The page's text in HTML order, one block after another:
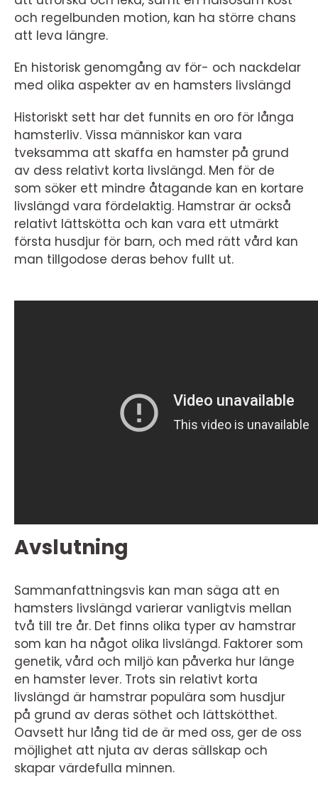
och regelbunden motion, kan ha större chans
att leva längre.
En historisk genomgång av för- och nackdelar
med olika aspekter av en hamsters livslängd
Historiskt sett har det funnits en oro för långa
hamsterliv. Vissa människor kan vara
tveksamma att skaffa en hamster på grund
av dess relativt korta livslängd. Men för de
som söker ett mindre åtagande kan en kortare
livslängd vara fördelaktig. Hamstrar är också
relativt lättskötta och kan vara ett utmärkt
första husdjur för barn, och med rätt vård kan
man tillgodose deras behov fullt ut.
Avslutning
Sammanfattningsvis kan man säga att en
hamsters livslängd varierar vanligtvis mellan
två till tre år. Det finns olika typer av hamstrar
som kan ha något olika livslängd. Faktorer som
genetik, vård och miljö kan påverka hur länge
en hamster lever. Trots sin relativt korta
livslängd är hamstrar populära som husdjur
på grund av deras söthet och lättskötthet.
Oavsett hur lång tid de är med oss, ger de oss
möjlighet att njuta av deras sällskap och
skapar värdefulla minnen.